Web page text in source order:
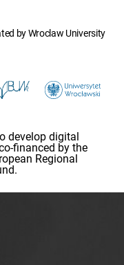
by Wroclaw University
develop digital
financed by the
Regional